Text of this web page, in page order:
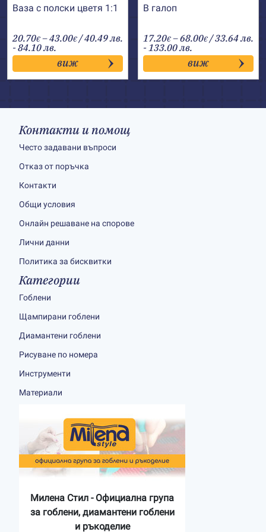
Ваза с полски цветя 1:1
20.70€ –43.00€Price
range:
20.70€
through
43.00€
/ 40.49 лв.
- 84.10 лв.
виж
В галоп
17.20€ –68.00€Price
range:
17.20€
through
68.00€
/ 33.64 лв.
- 133.00 лв.
виж
Контакти и помощ
Често задавани въпроси
Отказ от поръчка
Контакти
Общи условия
Онлайн решаване на спорове
Лични данни
Политика за бисквитки
Категории
Гоблени
Щампирани гоблени
Диамантени гоблени
Рисуване по номера
Инструменти
Материали
Милена Стил - Официална група
за гоблени, диамантени гоблени
и ръкоделие